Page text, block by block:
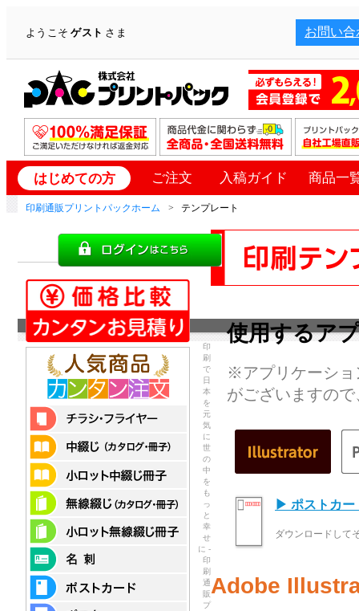
ようこそゲスト さま お問い合
はじめての方 ご注文 入稿ガイド 商品一
印刷通販プリントパックホーム テンプレート
使用するア
※アプリケーショ
がございますの
▶ ポストカー
ダウンロードして
Adobe
印
刷
で
日
本
を
元
気
に
世
の
中
を
も
っ
と
幸
せ
に -
印
刷
通
販
プ